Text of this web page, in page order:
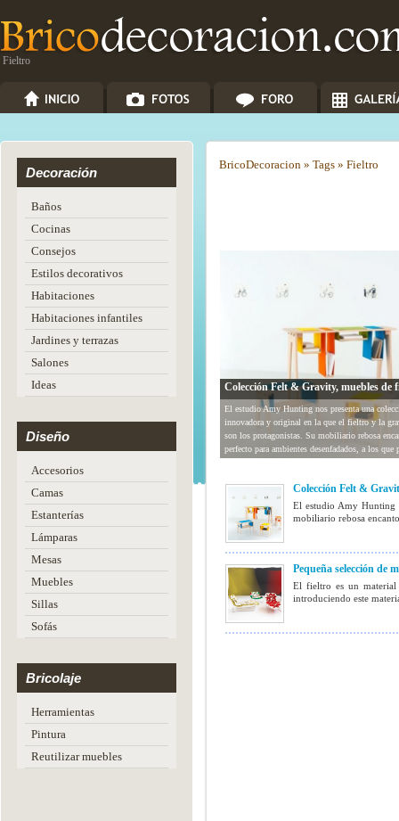
Fieltro
Decoración
Baños
Cocinas
Consejos
Estilos decorativos
Habitaciones
Habitaciones infantiles
Jardines y terrazas
Salones
Ideas
Diseño
Accesorios
Camas
Estanterías
Lámparas
Mesas
Muebles
Sillas
Sofás
Bricolaje
Herramientas
Pintura
Reutilizar muebles
BricoDecoracion » Tags » Fieltro
Colección Felt & Gravity, muebles de
con mucho encanto
El estudio Amy Hunting nos presenta una
innovadora y original en la que el fieltro y la
son los protagonistas. Su mobiliario rebosa
perfecto para ambientes desenfadados, a los que
Colección Felt &
El estudio Amy Hunting
mobiliario rebosa
Pequeña selección de
El fieltro es un material
introduciendo este